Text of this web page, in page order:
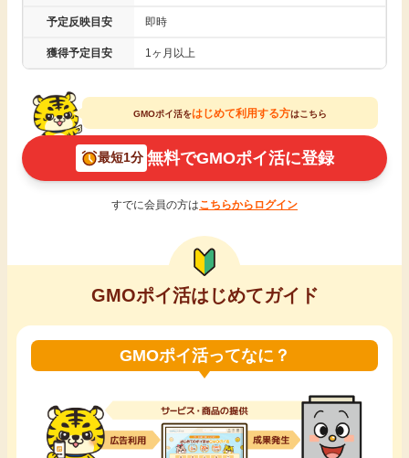
即日還元
ゲーム
ポイ活お得情報
カード比較
暮らし
引っ越し
買取・査定
学び
美容・健康
銀行・金融・投資
家計の固定費
予定反映目安 即時
獲得予定目安 1ヶ月以上
GMOポイ活をはじめて利用する方はこちら
最短1分 無料でGMOポイ活に登録
すでに会員の方はこちらからログイン
GMOポイ活はじめてガイド
GMOポイ活ってなに？